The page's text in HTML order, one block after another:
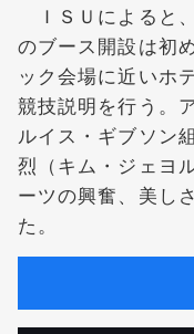
ＩＳＵによると
のブース開設は初
ック会場に近いホ
競技説明を行う。
ルイス・ギブソン
烈（キム・ジェヨ
ーツの興奮、美し
た。